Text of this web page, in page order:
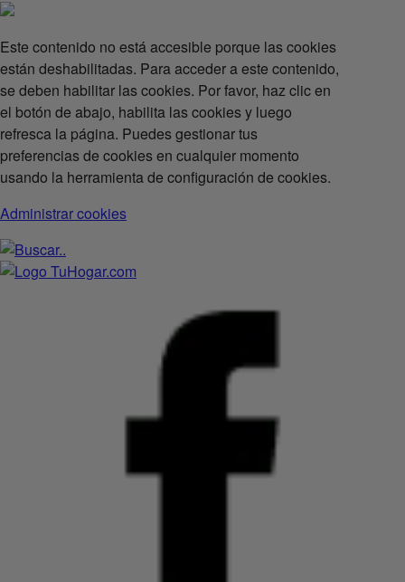
Este contenido no está accesible porque las cookies
están deshabilitadas. Para acceder a este contenido,
se deben habilitar las cookies. Por favor, haz clic en
el botón de abajo, habilita las cookies y luego
refresca la página. Puedes gestionar tus
preferencias de cookies en cualquier momento
usando la herramienta de configuración de cookies.
Administrar cookies